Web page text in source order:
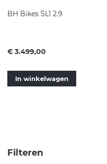
BH Bikes SL1 2.9
Vanaf
€ 3.499,00
In winkelwagen
Filteren